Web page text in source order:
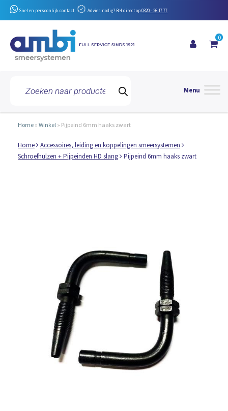
Snel en persoonlijk contact Advies nodig? Bel direct op0320 - 26 17 77
zoeken
0
Home » Winkel » Pijpeind 6mm haaks zwart
Home
Accessoires, leiding en koppelingen smeersystemen
Schroefhulzen + Pijpeinden HD slang
Pijpeind 6mm haaks zwart